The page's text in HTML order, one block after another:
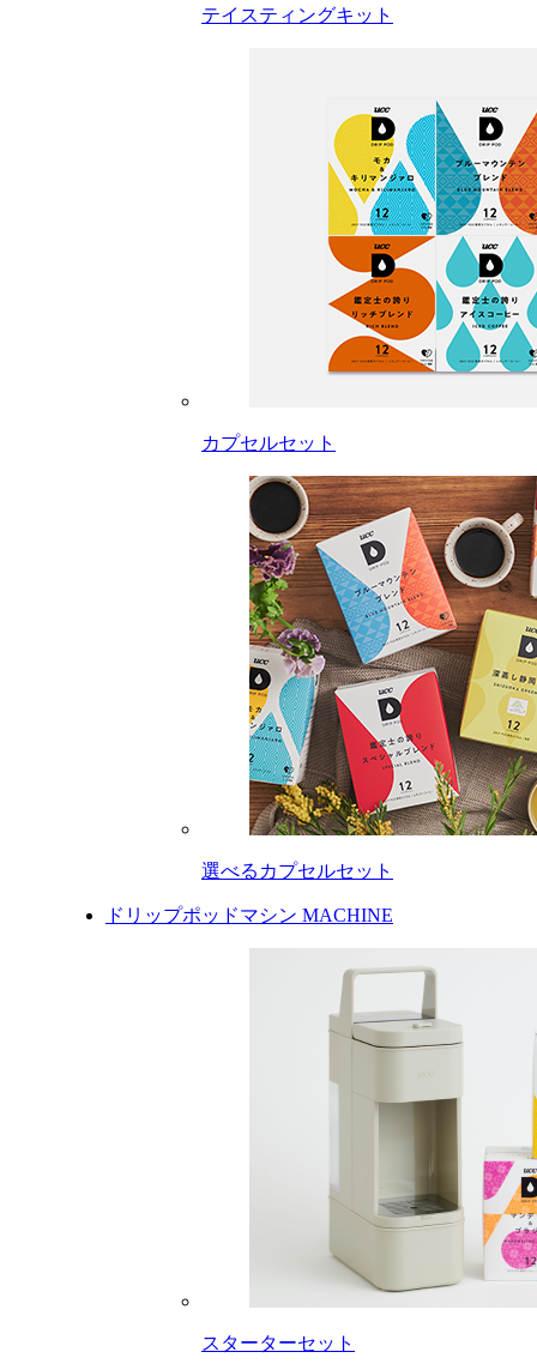
テイスティングキット
カプセルセット
選べるカプセルセット
ドリップポッドマシン MACHINE
スターターセット